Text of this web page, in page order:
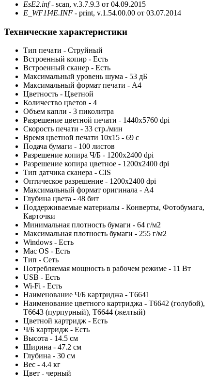
EsE2.inf- scan, v.3.7.9.3 от 04.09.2015
E_WF1I4E.INF - print, v.1.54.00.00 от 03.07.2014
Технические характеристики
Тип печати - Струйный
Встроенный копир - Есть
Встроенный сканер - Есть
Максимальный уровень шума - 53 дБ
Максимальный формат печати - A4
Цветность - Цветной
Количество цветов - 4
Объем капли - 3 пиколитра
Разрешение цветной печати - 1440x5760 dpi
Скорость печати - 33 стр./мин
Время цветной печати 10х15 - 69 с
Подача бумаги - 100 листов
Разрешение копира Ч/Б - 1200x2400 dpi
Разрешение копира цветное - 1200x2400 dpi
Тип датчика сканера - CIS
Оптическое разрешение - 1200x2400 dpi
Максимальный формат оригинала - A4
Глубина цвета - 48 бит
Поддерживаемые материалы - Конверты, Фотобумага,
Карточки
Минимальная плотность бумаги - 64 г/м2
Максимальная плотность бумаги - 255 г/м2
Windows - Есть
Mac OS - Есть
Тип - Сеть
Потребляемая мощность в рабочем режиме - 11 Вт
USB - Есть
Wi-Fi - Есть
Наименование Ч/Б картриджа - T6641
Наименование цветного картриджа - T6642 (голубой),
T6643 (пурпурный), T6644 (желтый)
Цветной картридж - Есть
Ч/Б картридж - Есть
Высота - 14.5 см
Ширина - 47.2 см
Глубина - 30 см
Вес - 4.4 кг
Цвет - черный